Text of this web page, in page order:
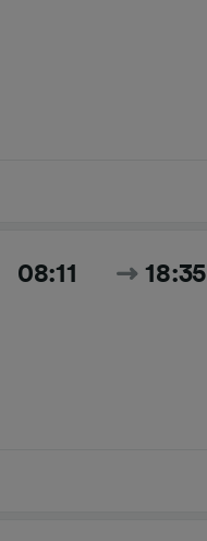
08:11 18:35